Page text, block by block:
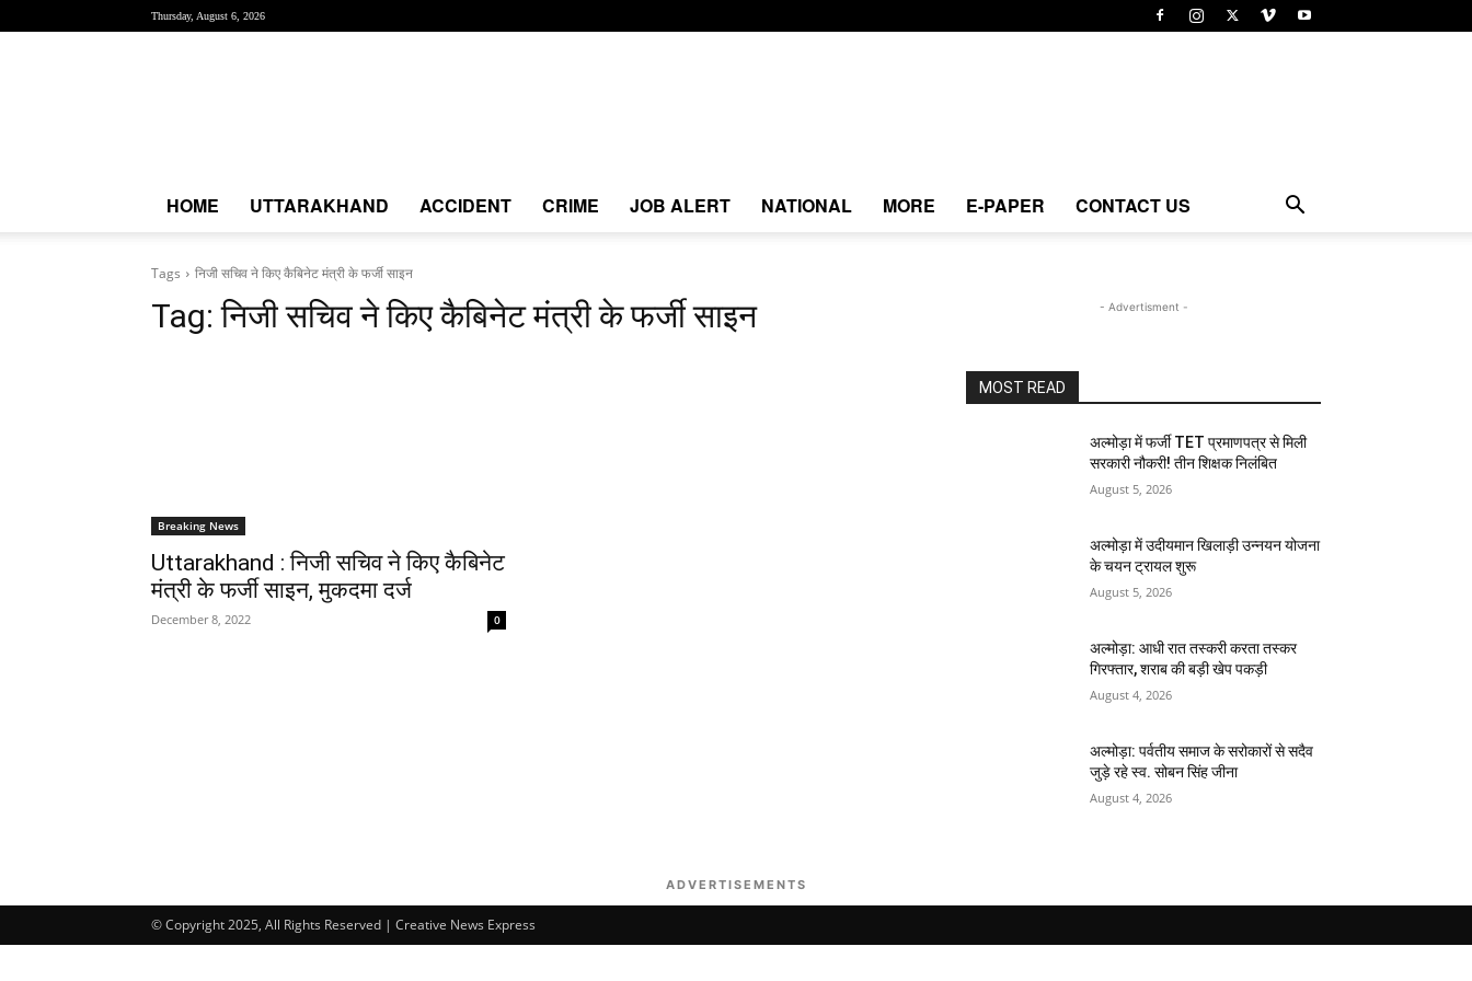
Thursday, August 6, 2026
HOME UTTARAKHAND ACCIDENT CRIME JOB ALERT NATIONAL MORE E-PAPER CONTACT US
Tags निजी सचिव ने किए कैबिनेट मंत्री के फर्जी साइन
Tag:निजी सचिव ने किए कैबिनेट मंत्री के फर्जी साइन
Breaking News
Uttarakhand : निजी सचिव ने किए कैबिनेट
मंत्री के फर्जी साइन, मुकदमा दर्ज
December 8, 2022 0
- Advertisment -
MOST READ
अल्मोड़ा में फर्जी TET प्रमाणपत्र से मिली
सरकारी नौकरी! तीन शिक्षक निलंबित
August 5, 2026
अल्मोड़ा में उदीयमान खिलाड़ी उन्नयन योजना
के चयन ट्रायल शुरू
August 5, 2026
अल्मोड़ा: आधी रात तस्करी करता तस्कर​
गिरफ्तार, शराब की बड़ी खेप पकड़ी
August 4, 2026
अल्मोड़ा: पर्वतीय समाज के सरोकारों से सदैव
जुड़े रहे स्व. सोबन सिंह जीना
August 4, 2026
ADVERTISEMENTS
© Copyright 2025, All Rights Reserved | Creative News Express